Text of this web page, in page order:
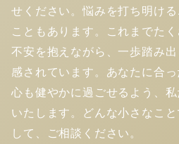
せください。悩みを打ち明け
こともあります。これまでた
不安を抱えながら、一歩踏み
感されています。あなたに合
心も健やかに過ごせるよう、
いたします。どんな小さなこ
して、ご相談ください。